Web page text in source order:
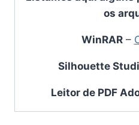
os
WinRAR–
Silhouette
Leitor de PDF